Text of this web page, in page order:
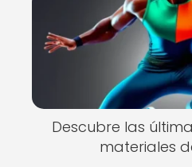
Descubre las
materiales